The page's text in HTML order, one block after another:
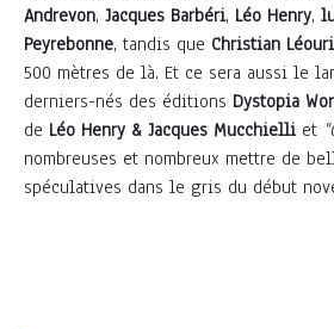
Andrevon, Jacques Barbéri, Léo Henry,
Peyrebonne, tandis que Christian
500 mètres de là. Et ce sera aussi le
derniers-nés des éditions Dystopia
de Léo Henry & Jacques Mucchielli et
nombreuses et nombreux mettre de
spéculatives dans le gris du début